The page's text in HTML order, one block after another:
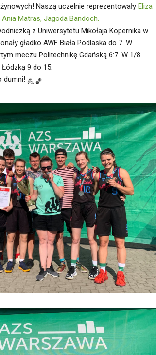
Naszą uczelnie reprezentowałyEliza
Ania Matras,Jagoda Bandoch.
z Uniwersytetu Mikołaja Kopernika w
gładko AWF Biała Podlaska do 7. W
meczu Politechnikę Gdańską 6:7. W 1/8
Łódzką 9 do 15.
dumni!